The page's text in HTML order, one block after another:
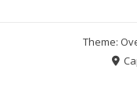
Theme: